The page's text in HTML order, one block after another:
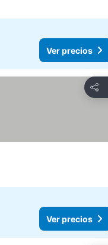
Ver precios
Ver precios